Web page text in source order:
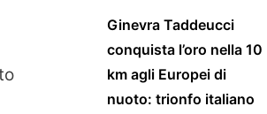
Ginevra Taddeucci
conquista l’oro nella 10
km agli Europei di
nuoto: trionfo italiano